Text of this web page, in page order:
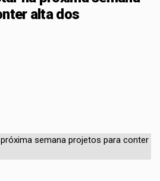
alta dos